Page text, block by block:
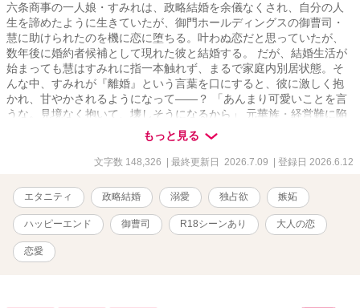
六条商事の一人娘・すみれは、政略結婚を余儀なくされ、自分の人
生を諦めたように生きていたが、御門ホールディングスの御曹司・
慧に助けられたのを機に恋に堕ちる。叶わぬ恋だと思っていたが、
数年後に婚約者候補として現れた彼と結婚する。 だが、結婚生活が
始まっても慧はすみれに指一本触れず、まるで家庭内別居状態。そ
んな中、すみれが『離婚』という言葉を口にすると、彼に激しく抱
かれ、甘やかされるようになって――？ 「あんまり可愛いことを言
うな。見境なく抱いて、壊しそうになるから」 元華族・経営難に陥
っている六条商事の社長令嬢 六条すみれ(24)
Sumire Rokujo × 御門ホールディン
グス御曹司・取締役副社長 御門慧(32)
.。.:*・゜゜・* .。.:*.。.:*・゜ 愛されなくても、愛している人と結婚
したかった .。.:*・゜:. .。.:*・゜゜・**・゜゜・*:.。..。.:*・゜・
*:.。. .:*:. ＼不器用な両片想い夫婦のじれったい恋／ ＊執筆期間＊
2026/3/30～2026/6/7 ＊アルファポリス＊ 2026/6/12〜2026/7/9 ※
こちらの作品は、ベリーズカフェ・エブリスタ（本名義・Rシーン少
なめ）でも公開中です。
もっと見る
文字数 148,326 | 最終更新日 2026.7.09 | 登録日 2026.6.12
エタニティ 政略結婚 溺愛 独占欲 嫉妬
ハッピーエンド 御曹司 R18シーンあり 大人の恋
恋愛